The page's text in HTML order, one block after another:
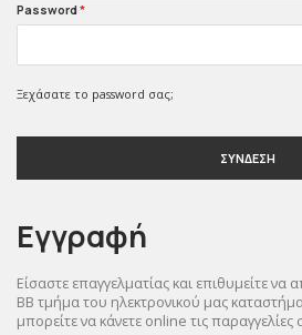
Password*
Ξεχάσατε το password σας;
ΣΥΝΔΕΣΗ
Εγγραφή
Είσαστε επαγγελματίας και επιθυμείτε
BB τμήμα του ηλεκτρονικού μας
μπορείτε να κάνετε online τις παραγγελίες